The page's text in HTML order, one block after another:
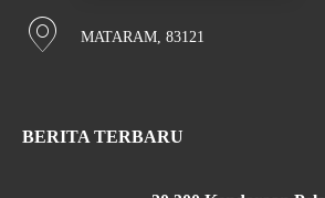
MATARAM, 83121
BERITA TERBARU